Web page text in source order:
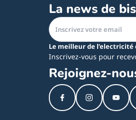
La news de bis
Le meilleur de l’electricité
Inscrivez-vous pour
Rejoignez-